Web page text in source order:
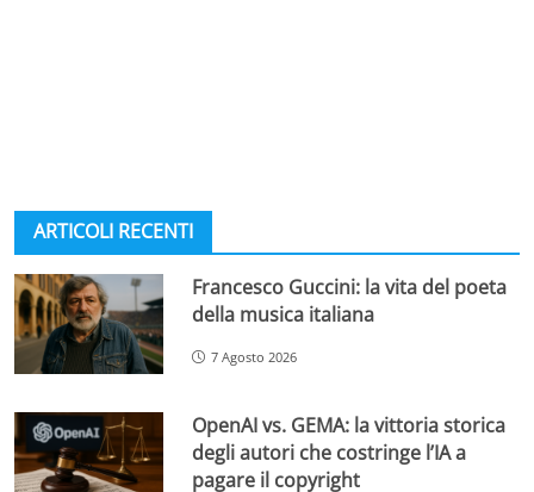
ARTICOLI RECENTI
Francesco Guccini: la vita del poeta
della musica italiana
7 Agosto 2026
OpenAI vs. GEMA: la vittoria storica
degli autori che costringe l’IA a
pagare il copyright